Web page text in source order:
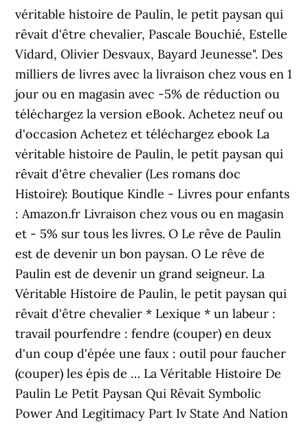
véritable histoire de Paulin, le petit paysan qui
rêvait d'être chevalier, Pascale Bouchié, Estelle
Vidard, Olivier Desvaux, Bayard Jeunesse". Des
milliers de livres avec la livraison chez vous en 1
jour ou en magasin avec -5% de réduction ou
téléchargez la version eBook. Achetez neuf ou
d'occasion Achetez et téléchargez ebook La
véritable histoire de Paulin, le petit paysan qui
rêvait d'être chevalier (Les romans doc
Histoire): Boutique Kindle - Livres pour enfants
: Amazon.fr Livraison chez vous ou en magasin
et - 5% sur tous les livres. O Le rêve de Paulin
est de devenir un bon paysan. O Le rêve de
Paulin est de devenir un grand seigneur. La
Véritable Histoire de Paulin, le petit paysan qui
rêvait d'être chevalier * Lexique * un labeur :
travail pourfendre : fendre (couper) en deux
d'un coup d'épée une faux : outil pour faucher
(couper) les épis de … La Véritable Histoire De
Paulin Le Petit Paysan Qui Rêvait Symbolic
Power And Legitimacy Part Iv State And Nation